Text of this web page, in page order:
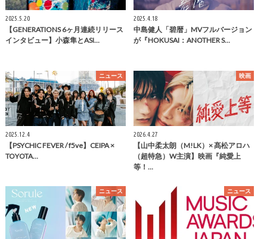
2025.5.20
【GENERATIONS 6ヶ月連続リリース
インタビュー】小森隼とASI…
2025.4.18
中島健人「碧暦」MVフルバージョン
が『HOKUSAI：ANOTHER S…
ニュース
2025.12.4
【PSYCHIC FEVER / f5ve】CEIPA ×
TOYOTA…
映画
2026.4.27
【山中柔太朗（M!LK）× 髙松アロハ
（超特急）W主演】映画『純愛上
等！…
ニュース ニュース